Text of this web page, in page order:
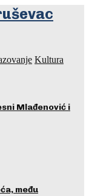
Kultura
Mlađenović i
među